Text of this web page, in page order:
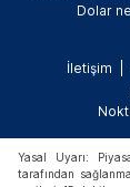
Dolar
İletişim
Yasal Uyarı:
tarafından